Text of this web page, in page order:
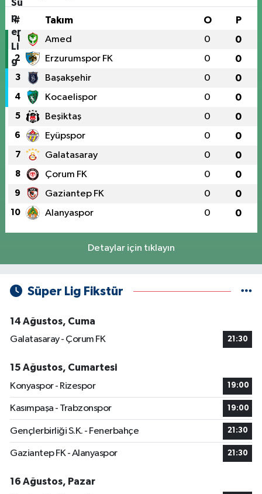
# Takım O P
1 Amed 0 0
2 Erzurumspor FK 0 0
3 Başakşehir 0 0
4 Kocaelispor 0 0
5 Beşiktaş 0 0
6 Eyüpspor 0 0
7 Galatasaray 0 0
8 Çorum FK 0 0
9 Gaziantep FK 0 0
10 Alanyaspor 0 0
Detaylar için tıklayın
Süper Lig Fikstür
14 Ağustos, Cuma
Galatasaray - Çorum FK
21:30
15 Ağustos, Cumartesi
Konyaspor - Rizespor
19:00
Kasımpaşa - Trabzonspor 19:00
Gençlerbirliği S.K. - Fenerbahçe 21:30
Gaziantep FK - Alanyaspor 21:30
16 Ağustos, Pazar